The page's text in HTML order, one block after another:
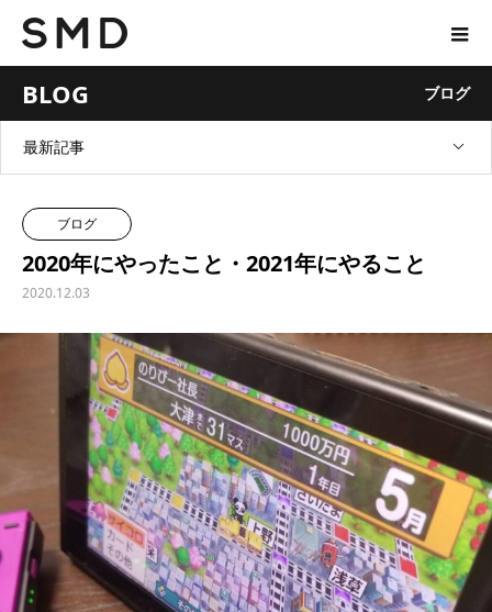
BLOG ブログ
最新記事
ブログ
2020年にやったこと・2021年にやること
2020.12.03